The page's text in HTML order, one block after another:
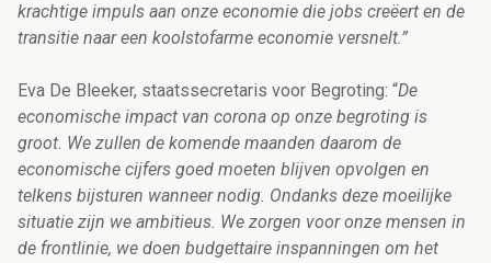
krachtige impuls aan onze economie die jobs creëert en de
transitie naar een koolstofarme economie versnelt.”
Eva De Bleeker, staatssecretaris voor Begroting: “De
economische impact van corona op onze begroting is
groot. We zullen de komende maanden daarom de
economische cijfers goed moeten blijven opvolgen en
telkens bijsturen wanneer nodig. Ondanks deze moeilijke
situatie zijn we ambitieus. We zorgen voor onze mensen in
de frontlinie, we doen budgettaire inspanningen om het